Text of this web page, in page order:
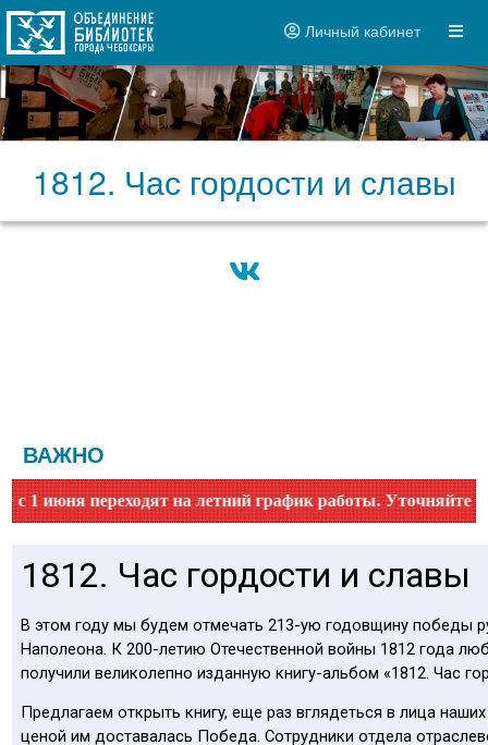
Личный кабинет
1812. Час гордости и славы
ВАЖНО
переходят на летний график работы. Уточняйте